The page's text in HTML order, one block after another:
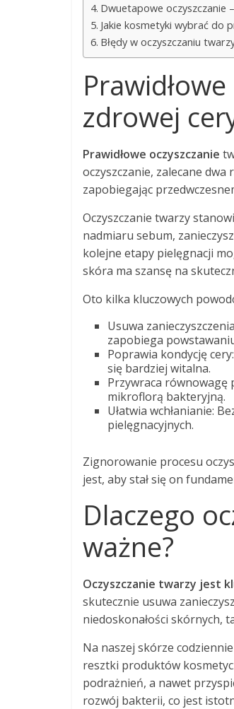
Dwuetapowe oczyszczanie
Jakie kosmetyki wybrać do
Błędy w oczyszczaniu
zdrowej
Prawidłowe oczyszczanie
oczyszczanie, zalecane dwa
zapobiegając
Oczyszczanie twarzy
nadmiaru sebum,
kolejne etapy pielęgnacji
skóra ma szansę na
Oto kilka kluczowych
Usuwa
zapobiega
Poprawia kondycję
się bardziej witalna.
Przywraca równowagę
mikroflorą bakteryjną.
Ułatwia wchłanianie:
pielęgnacyjnych.
Zignorowanie procesu
jest, aby stał się on
Dlaczego
ważne?
Oczyszczanie twarzy jest
skutecznie usuwa
niedoskonałości skórnych,
Na naszej skórze
resztki produktów
podrażnień, a nawet
rozwój bakterii, co jest